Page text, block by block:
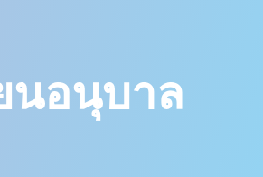
นอนุบาล